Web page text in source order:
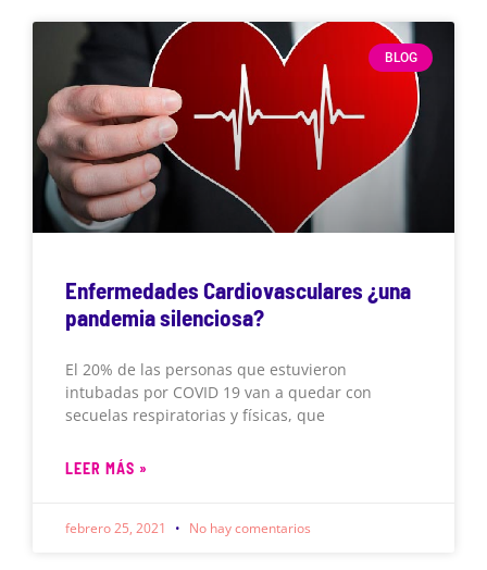
BLOG
Enfermedades Cardiovasculares ¿una
pandemia silenciosa?
El 20% de las personas que estuvieron
intubadas por COVID 19 van a quedar con
secuelas respiratorias y físicas, que
LEER MÁS »
febrero 25, 2021 No hay comentarios